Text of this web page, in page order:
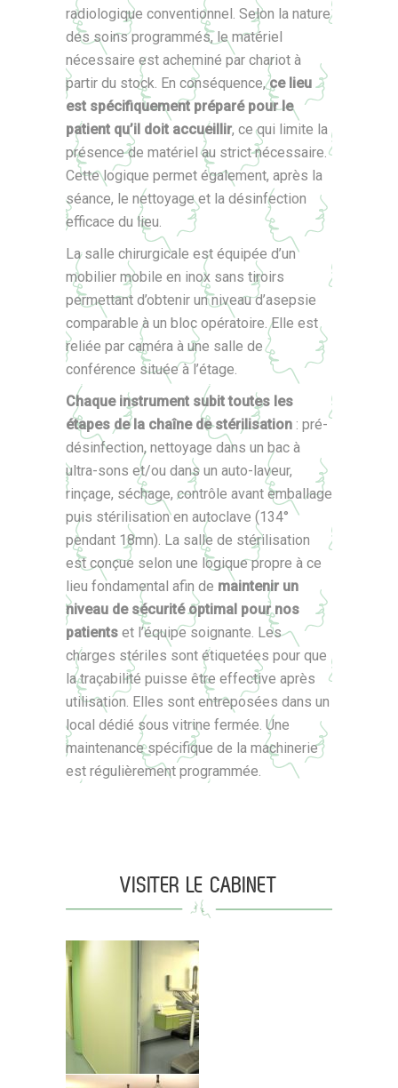
radiologique conventionnel. Selon la nature
des soins programmés, le matériel
nécessaire est acheminé par chariot à
partir du stock. En conséquence,ce lieu
est spécifiquement préparé pour le
patient qu’il doit accueillir, ce qui limite la
présence de matériel au strict nécessaire.
Cette logique permet également, après la
séance, le nettoyage et la désinfection
efficace du lieu.
La salle chirurgicale est équipée d’un
mobilier mobile en inox sans tiroirs
permettant d’obtenir un niveau d’asepsie
comparable à un bloc opératoire. Elle est
reliée par caméra à une salle de
conférence située à l’étage.
Chaque instrument subit toutes les
étapes de la chaîne de stérilisation : pré-
désinfection, nettoyage dans un bac à
ultra-sons et/ou dans un auto-laveur,
rinçage, séchage, contrôle avant emballage
puis stérilisation en autoclave (134°
pendant 18mn). La salle de stérilisation
est conçue selon une logique propre à ce
lieu fondamental afin de maintenir un
niveau de sécurité optimal pour nos
patients et l’équipe soignante. Les
charges stériles sont étiquetées pour que
la traçabilité puisse être effective après
utilisation. Elles sont entreposées dans un
local dédié sous vitrine fermée. Une
maintenance spécifique de la machinerie
est régulièrement programmée.
VISITER LE CABINET